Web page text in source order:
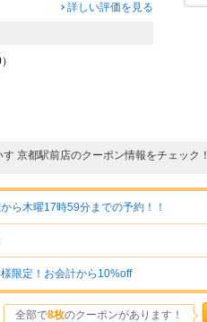
詳しい評価を見る
京都駅前店のクーポン情報をチェック！
ら木曜17時59分までの予約！！
限定！お会計から10%off
全部で8枚のクーポンがあります！